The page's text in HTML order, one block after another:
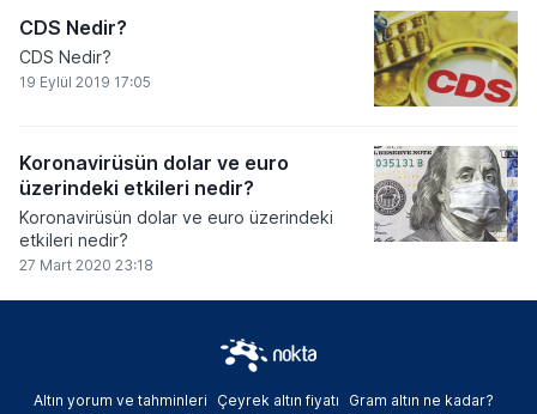
CDS Nedir?
CDS Nedir?
19 Eylül 2019 17:05
Koronavirüsün dolar ve euro
üzerindeki etkileri nedir?
Koronavirüsün dolar ve euro üzerindeki
etkileri nedir?
27 Mart 2020 23:18
Altın yorum ve tahminleri Çeyrek altın fiyatı
Gram altın ne kadar?